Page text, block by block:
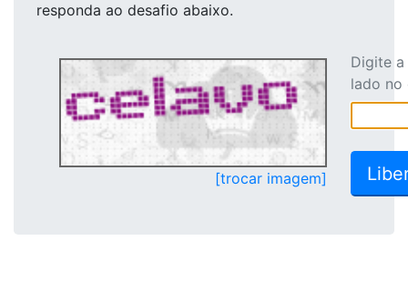
responda ao desafio abaixo.
[trocar imagem]
Digite
lado no